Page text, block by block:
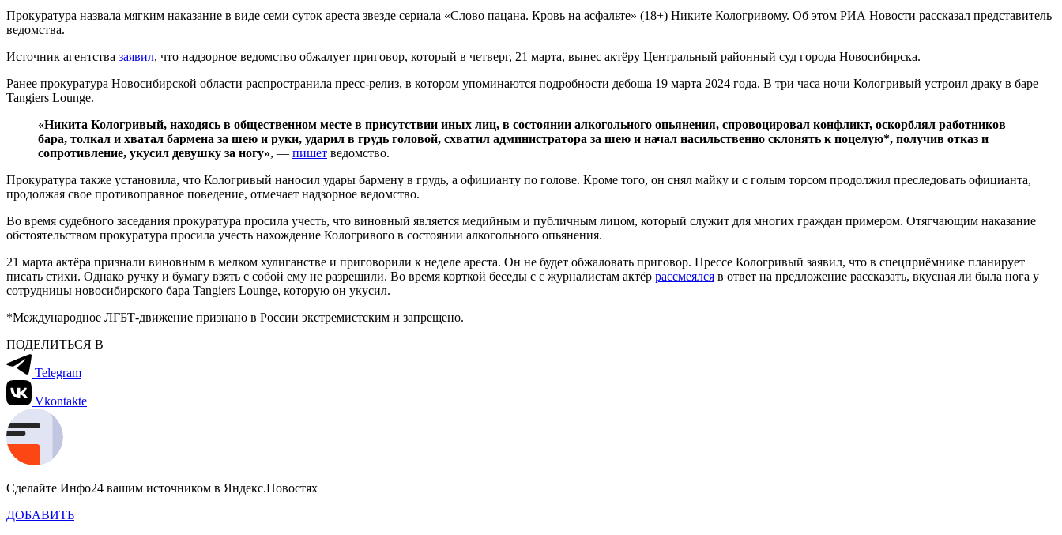
Прокуратура назвала мягким наказание в виде семи суток ареста звезде сериала «Слово пацана. Кровь на асфальте» (18+) Никите Кологривому. Об этом РИА Новости рассказал представитель
ведомства.
Источник агентства заявил, что надзорное ведомство обжалует приговор, который в четверг, 21 марта, вынес актёру Центральный районный суд города Новосибирска.
Ранее прокуратура Новосибирской области распространила пресс-релиз, в котором упоминаются подробности дебоша 19 марта 2024 года. В три часа ночи Кологривый устроил драку в баре
Tangiers Lounge.
«Никита Кологривый, находясь в общественном месте в присутствии иных лиц, в состоянии алкогольного опьянения, спровоцировал конфликт, оскорблял работников
бара, толкал и хватал бармена за шею и руки, ударил в грудь головой, схватил администратора за шею и начал насильственно склонять к поцелую*, получив отказ и
сопротивление, укусил девушку за ногу», — пишет ведомство.
Прокуратура также установила, что Кологривый наносил удары бармену в грудь, а официанту по голове. Кроме того, он снял майку и с голым торсом продолжил преследовать официанта,
продолжая свое противоправное поведение, отмечает надзорное ведомство.
Во время судебного заседания прокуратура просила учесть, что виновный является медийным и публичным лицом, который служит для многих граждан примером. Отягчающим наказание
обстоятельством прокуратура просила учесть нахождение Кологривого в состоянии алкогольного опьянения.
21 марта актёра признали виновным в мелком хулиганстве и приговорили к неделе ареста. Он не будет обжаловать приговор. Прессе Кологривый заявил, что в спецприёмнике планирует
писать стихи. Однако ручку и бумагу взять с собой ему не разрешили. Во время корткой беседы с с журналистам актёр рассмеялся в ответ на предложение рассказать, вкусная ли была нога у
сотрудницы новосибирского бара Tangiers Lounge, которую он укусил.
*Международное ЛГБТ-движение признано в России экстремистским и запрещено.
ПОДЕЛИТЬСЯ В
Telegram
Vkontakte
Сделайте Инфо24 вашим источником в Яндекс.Новостях
ДОБАВИТЬ